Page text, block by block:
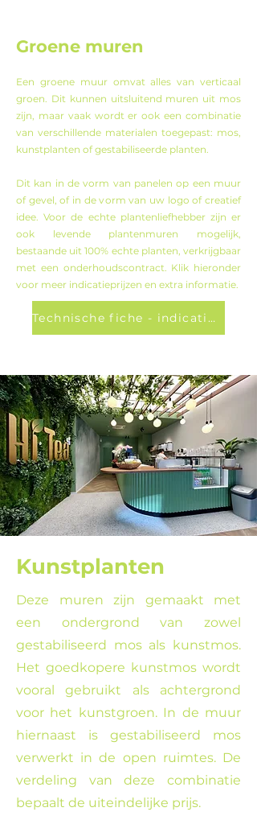
Groene muren
Een groene muur omvat alles van verticaal
groen. Dit kunnen uitsluitend muren uit mos
zijn, maar vaak wordt er ook een combinatie
van verschillende materialen toegepast: mos,
kunstplanten of gestabiliseerde planten.
Dit kan in de vorm van panelen op een muur
of gevel, of in de vorm van uw logo of creatief
idee. Voor de echte plantenliefhebber zijn er
ook levende plantenmuren mogelijk,
bestaande uit 100% echte planten, verkrijgbaar
met een onderhoudscontract. Klik hieronder
voor meer indicatieprijzen en extra informatie.
Technische fiche - indicatieprijzen
Kunstplanten
Deze muren zijn gemaakt met
een ondergrond van zowel
gestabiliseerd mos als kunstmos.
Het goedkopere kunstmos wordt
vooral gebruikt als achtergrond
voor het kunstgroen. In de muur
hiernaast is gestabiliseerd mos
verwerkt in de open ruimtes. De
verdeling van deze combinatie
bepaalt de uiteindelijke prijs.